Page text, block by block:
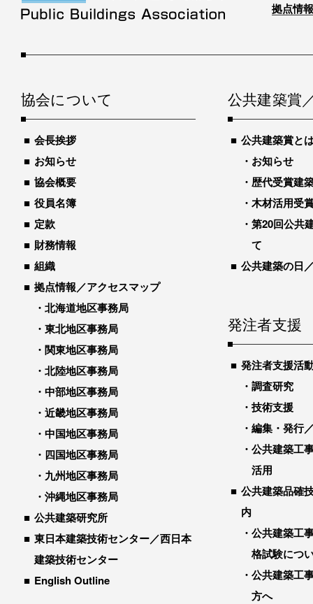
拠点情
協会について
会長挨拶
お知らせ
協会概要
役員名簿
定款
財務情報
組織
拠点情報／アクセスマップ
北海道地区事務局
東北地区事務局
関東地区事務局
北陸地区事務局
中部地区事務局
近畿地区事務局
中国地区事務局
四国地区事務局
九州地区事務局
沖縄地区事務局
公共建築研究所
東日本建築技術センター／西日本
建築技術センター
English Outline
公共建築賞
公共建築賞と
お知らせ
歴代受賞建
木材活用受
第20回公共
て
公共建築の日
発注者支援
発注者支援活
調査研究
技術支援
編集・発行
公共建築工
活用
公共建築品確
内
公共建築工
格試験につ
公共建築工
方へ